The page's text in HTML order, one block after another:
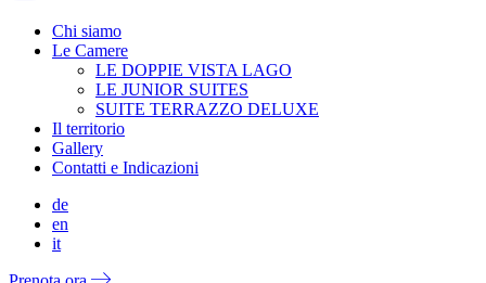
Chi siamo
Le Camere
LE DOPPIE VISTA LAGO
LE JUNIOR SUITES
SUITE TERRAZZO DELUXE
Il territorio
Gallery
Contatti e Indicazioni
de
en
it